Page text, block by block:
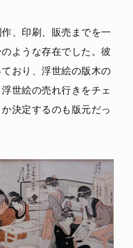
、印刷、販売までを一
ような存在でした。彼
おり、浮世絵の版木の
世絵の売れ行きをチェ
決定するのも版元だっ